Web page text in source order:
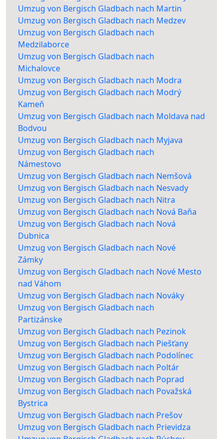
Umzug von Bergisch Gladbach nach Martin
Umzug von Bergisch Gladbach nach Medzev
Umzug von Bergisch Gladbach nach
Medzilaborce
Umzug von Bergisch Gladbach nach
Michalovce
Umzug von Bergisch Gladbach nach Modra
Umzug von Bergisch Gladbach nach Modrý
Kameň
Umzug von Bergisch Gladbach nach Moldava nad
Bodvou
Umzug von Bergisch Gladbach nach Myjava
Umzug von Bergisch Gladbach nach
Námestovo
Umzug von Bergisch Gladbach nach Nemšová
Umzug von Bergisch Gladbach nach Nesvady
Umzug von Bergisch Gladbach nach Nitra
Umzug von Bergisch Gladbach nach Nová Baňa
Umzug von Bergisch Gladbach nach Nová
Dubnica
Umzug von Bergisch Gladbach nach Nové
Zámky
Umzug von Bergisch Gladbach nach Nové Mesto
nad Váhom
Umzug von Bergisch Gladbach nach Nováky
Umzug von Bergisch Gladbach nach
Partizánske
Umzug von Bergisch Gladbach nach Pezinok
Umzug von Bergisch Gladbach nach Piešťany
Umzug von Bergisch Gladbach nach Podolínec
Umzug von Bergisch Gladbach nach Poltár
Umzug von Bergisch Gladbach nach Poprad
Umzug von Bergisch Gladbach nach Považská
Bystrica
Umzug von Bergisch Gladbach nach Prešov
Umzug von Bergisch Gladbach nach Prievidza